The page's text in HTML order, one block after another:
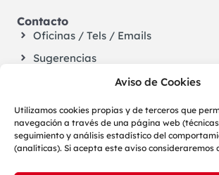
Aviso de Cookies
Utilizamos cookies propias y de terceros que
navegación a través de una página web
seguimiento y análisis estadístico del
(analíticas). Si acepta este aviso consideraremos
Contacto
Oficinas / Tels / Emails
Sugerencias